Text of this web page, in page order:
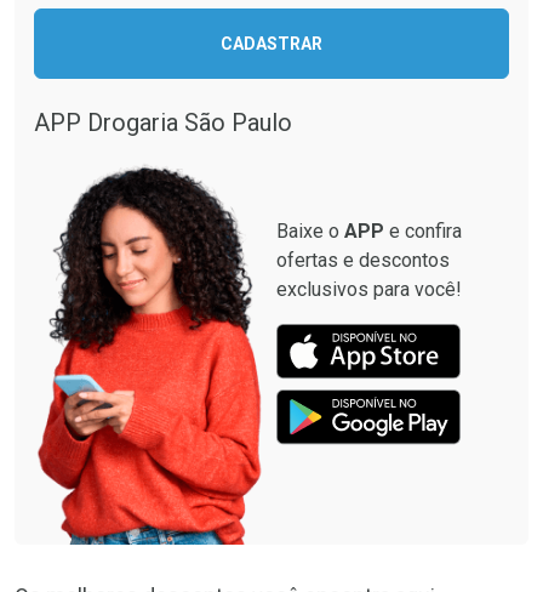
CADASTRAR
APP Drogaria São Paulo
Baixe o APP e confira
ofertas e descontos
exclusivos para você!